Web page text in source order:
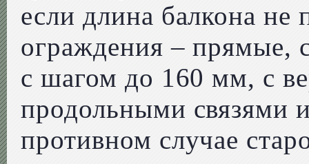
если длина балкона
ограждения – прямые,
с шагом до 160 мм, с
продольными связями
противном случае